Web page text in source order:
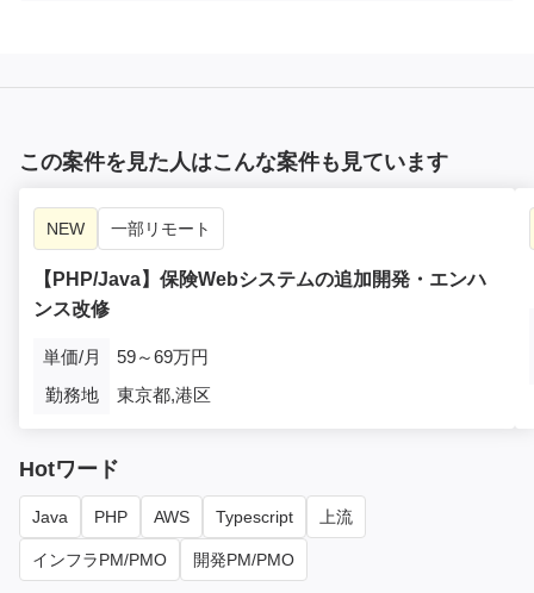
この案件を見た人はこんな案件も見ています
NEW 一部リモート
【PHP/Java】保険Webシステムの追加開発・エンハ
ンス改修
単価/月
59～69万円
勤務地
東京都,港区
Hotワード
Java PHP AWS Typescript 上流
インフラPM/PMO 開発PM/PMO